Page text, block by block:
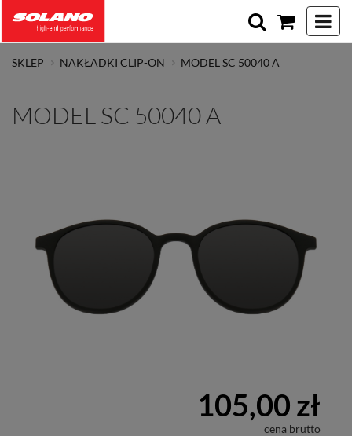
SKLEP NAKŁADKI CLIP-ON MODEL SC 50040 A
MODEL SC 50040 A
105,00 zł
cena brutto